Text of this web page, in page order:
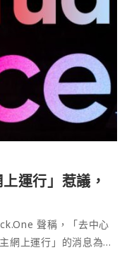
運行」惹議，
聲稱，「去中心
網上運行」的消息為不
導 海外